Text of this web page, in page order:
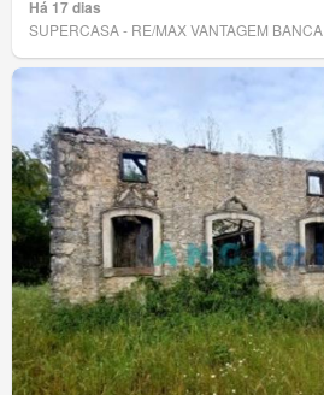
Há 17 dias
SUPERCASA - RE/MAX VANTAGEM BANCA